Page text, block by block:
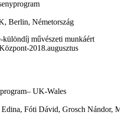
Berlin, Németország
művészeti munkáért
2018.augusztus
UK-Wales
Fóti Dávid, Grosch Nándor,